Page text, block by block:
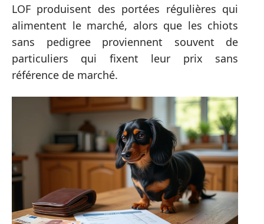
LOF produisent des portées régulières qui
alimentent le marché, alors que les chiots
sans pedigree proviennent souvent de
particuliers qui fixent leur prix sans
référence de marché.